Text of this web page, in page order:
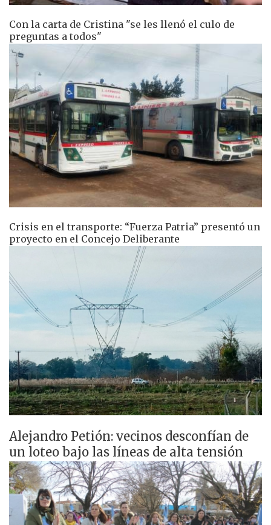
Con la carta de Cristina "se les llenó el culo de
preguntas a todos"
Crisis en el transporte: “Fuerza Patria” presentó un
proyecto en el Concejo Deliberante
Alejandro Petión: vecinos desconfían de
un loteo bajo las líneas de alta tensión